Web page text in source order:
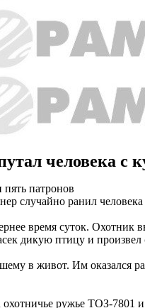
человека с
патронов
случайно ранил
время суток. Охотник
дикую птицу и
в живот. Им оказался
ружье ТОЗ-7801